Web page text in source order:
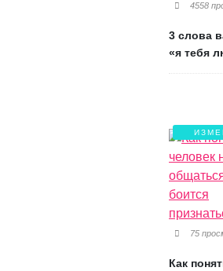
4558
3 слова
«я тебя
75
Как